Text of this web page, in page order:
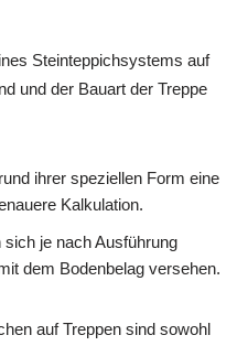
Steinteppichsystems auf
und der Bauart der Treppe
ihrer speziellen Form eine
Kalkulation.
je nach Ausführung
dem Bodenbelag versehen.
auf Treppen sind sowohl